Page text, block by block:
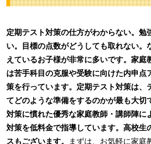
定期テスト対策の仕方がわからない。勉
い。目標の点数がどうしても取れない。
えているお子様が非常に多いです。家庭
は苦手科目の克服や受験に向けた内申点
策を行っています。定期テスト対策は、
てどのような準備をするのかが最も大切
対策に慣れた優秀な家庭教師・講師陣に
対策を低料金で指導しています。高校生
スもございます。
まずは、お気軽に家庭